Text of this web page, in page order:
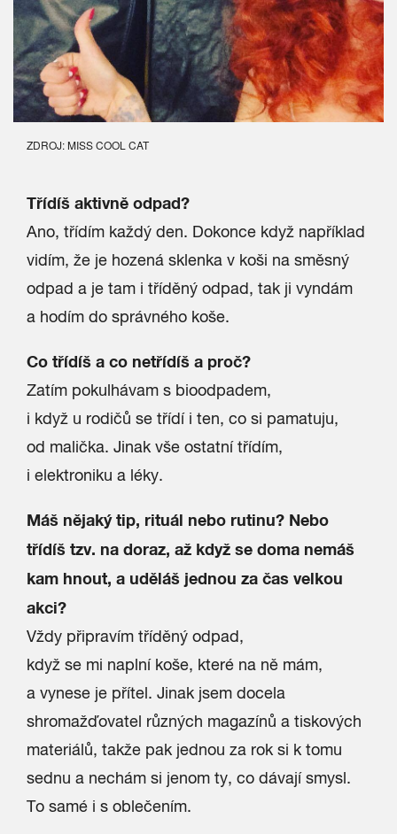
ZDROJ: MISS COOL CAT
Třídíš aktivně odpad?
Ano, třídím každý den. Dokonce když například
vidím, že je hozená sklenka v koši na směsný
odpad a je tam i tříděný odpad, tak ji vyndám
a hodím do správného koše.
Co třídíš a co netřídíš a proč?
Zatím pokulhávam s bioodpadem,
i když u rodičů se třídí i ten, co si pamatuju,
od malička. Jinak vše ostatní třídím,
i elektroniku a léky.
Máš nějaký tip, rituál nebo rutinu? Nebo
třídíš tzv. na doraz, až když se doma nemáš
kam hnout, a uděláš jednou za čas velkou
akci?
Vždy připravím tříděný odpad,
když se mi naplní koše, které na ně mám,
a vynese je přítel. Jinak jsem docela
shromažďovatel různých magazínů a tiskových
materiálů, takže pak jednou za rok si k tomu
sednu a nechám si jenom ty, co dávají smysl.
To samé i s oblečením.